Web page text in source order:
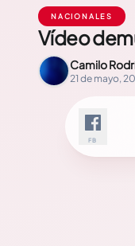
NACIONALES
Vídeo
Camilo
21 de mayo,
FB